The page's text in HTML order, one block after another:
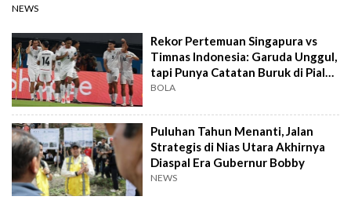
NEWS
Rekor Pertemuan Singapura vs
Timnas Indonesia: Garuda Unggul,
tapi Punya Catatan Buruk di Piala
AFF
BOLA
Puluhan Tahun Menanti, Jalan
Strategis di Nias Utara Akhirnya
Diaspal Era Gubernur Bobby
NEWS